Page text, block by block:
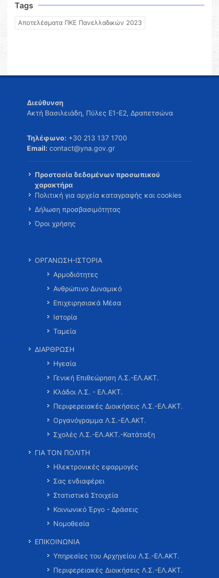
Tags
Αποτελέσματα ΠΚΕ Πανελλαδικών 2023
Διεύθυνση
Ακτή Βασιλειάδη, Πύλες Ε1-Ε2, Δραπετσώνα
Τηλέφωνο: +30 213 137 1700
Email: contact@yna.gov.gr
Προστασία δεδομένων προσωπικού
χαρακτήρα
Πολιτική για αρχεία καταγραφής και cookies
Δήλωση προσβασιμότητας
Όροι χρήσης
ΟΡΓΑΝΩΣΗ-ΙΣΤΟΡΙΑ
Αρμοδιότητες
Ανθρώπινο Δυναμικό
Επιχειρησιακά Μέσα
Ιστορία
Ταμεία
ΔΙΑΡΘΡΩΣΗ
Ηγεσία
Γενική Επιθεώρηση Λ.Σ.-ΕΛ.ΑΚΤ.
Κλάδοι Λ.Σ. - ΕΛ.ΑΚΤ.
Περιφερειακές Διοικήσεις Λ.Σ.-ΕΛ.ΑΚΤ.
Οργανόγραμμα Λ.Σ.-ΕΛ.ΑΚΤ.
Σχολές Λ.Σ.-ΕΛ.ΑΚΤ.-Κατάταξη
ΓΙΑ ΤΟΝ ΠΟΛΙΤΗ
Ηλεκτρονικές εφαρμογές
Σας ενδιαφέρει
Στατιστικά Στοιχεία
Κοινωνικό Έργο - Δράσεις
Νομοθεσία
ΕΠΙΚΟΙΝΩΝΙΑ
Υπηρεσίες του Αρχηγείου Λ.Σ.-ΕΛ.ΑΚΤ.
Περιφερειακές Διοικήσεις Λ.Σ.-ΕΛ.ΑΚΤ.